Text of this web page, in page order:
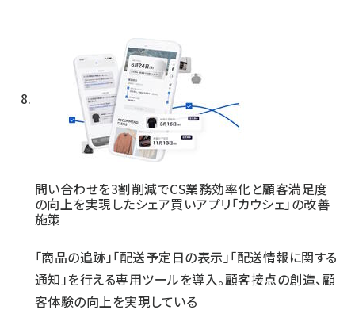
問い合わせを3割削減でCS業務効率化と顧客満足度
の向上を実現したシェア買いアプリ「カウシェ」の改善
施策
「商品の追跡」「配送予定日の表示」「配送情報に関する
通知」を行える専用ツールを導入。顧客接点の創造、顧
客体験の向上を実現している